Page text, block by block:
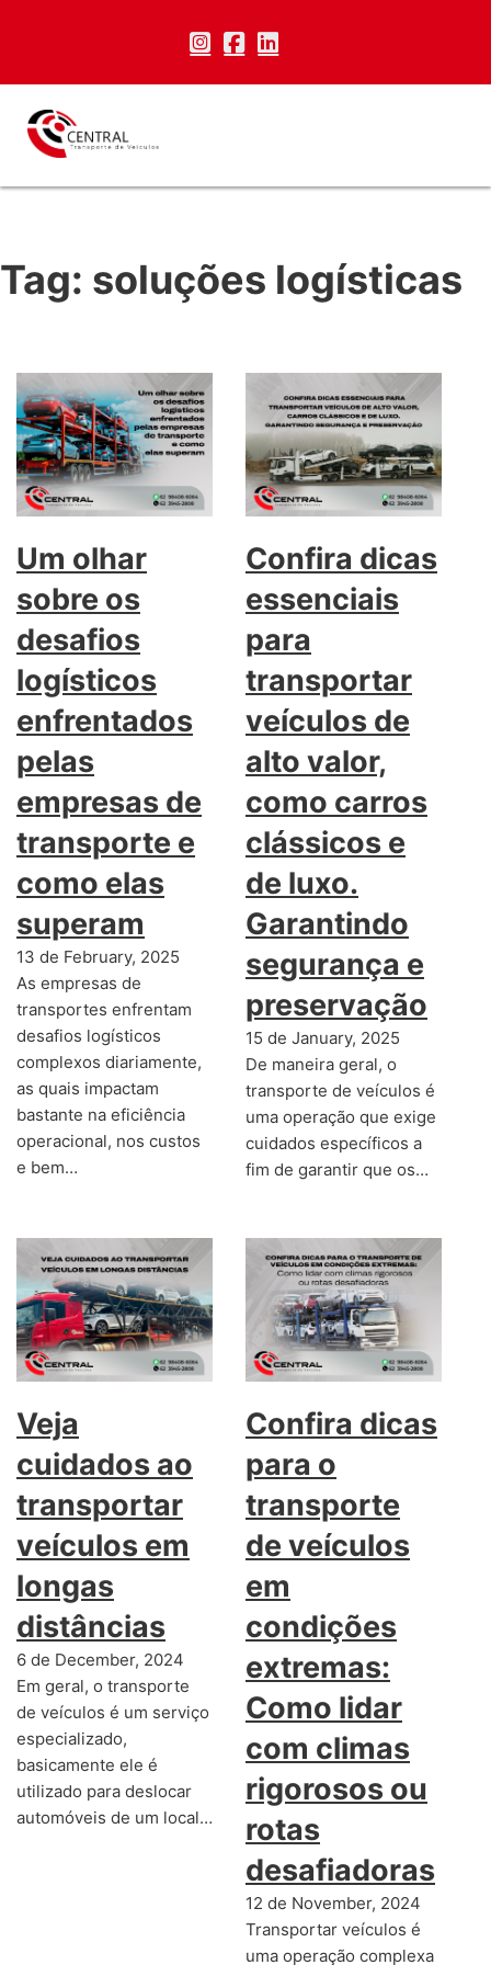
Tag: soluções logísticas
Um olhar
sobre os
desafios
logísticos
enfrentados
pelas
empresas de
transporte e
como elas
superam
13 de February, 2025
As empresas de
transportes enfrentam
desafios logísticos
complexos diariamente,
as quais impactam
bastante na eficiência
operacional, nos custos
e bem…
Confira dicas
essenciais
para
transportar
veículos de
alto valor,
como carros
clássicos e
de luxo.
Garantindo
segurança e
preservação
15 de January, 2025
De maneira geral, o
transporte de veículos é
uma operação que exige
cuidados específicos a
fim de garantir que os…
Veja
cuidados ao
transportar
veículos em
longas
distâncias
6 de December, 2024
Em geral, o transporte
de veículos é um serviço
especializado,
basicamente ele é
utilizado para deslocar
automóveis de um local…
Confira dicas
para o
transporte
de veículos
em
condições
extremas:
Como lidar
com climas
rigorosos ou
rotas
desafiadoras
12 de November, 2024
Transportar veículos é
uma operação complexa